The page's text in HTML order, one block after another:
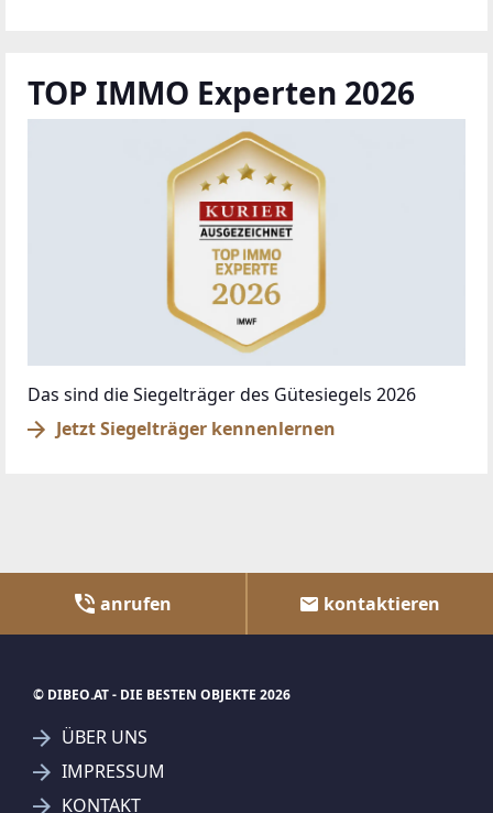
TOP IMMO Experten 2026
Das sind die Siegelträger des Gütesiegels 2026
Jetzt Siegelträger kennenlernen
anrufen kontaktieren
© DIBEO.AT - DIE BESTEN OBJEKTE 2026
ÜBER UNS
IMPRESSUM
KONTAKT